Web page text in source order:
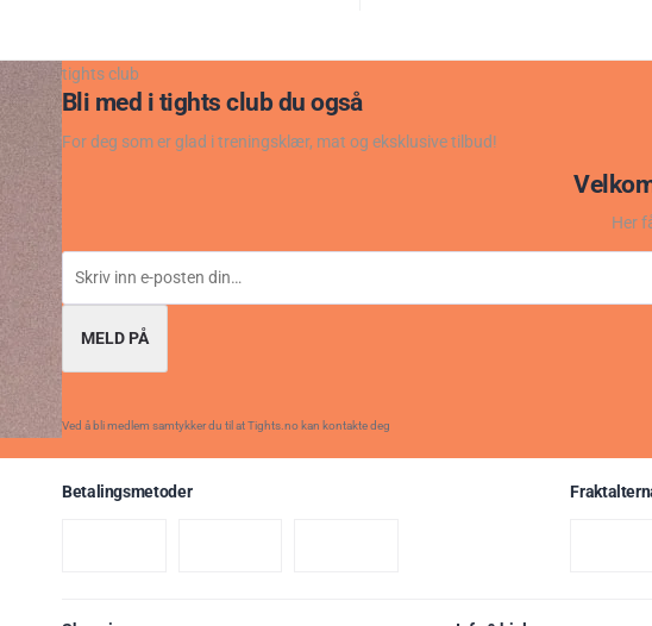
tights club
Bli med i tights club du også
For deg som er glad i treningsklær, mat og eksklusive tilbud!
Her
MELD PÅ
Ved å bli medlem samtykker du til at Tights.no kan kontakte deg
Betalingsmetoder